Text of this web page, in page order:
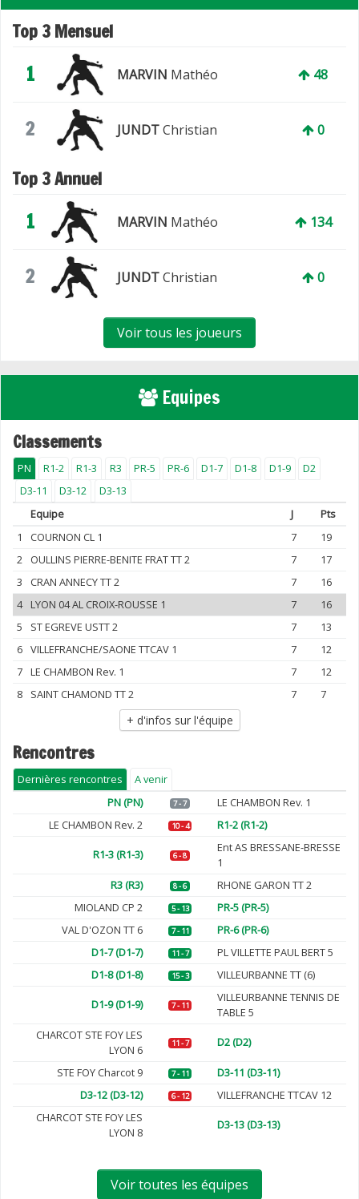
Top 3 Mensuel
1 MARVIN Mathéo 48
2 JUNDTChristian 0
Top 3 Annuel
1 MARVIN Mathéo 134
2 JUNDTChristian 0
Voir tous les joueurs
Equipes
Classements
PN R1-2 R1-3 R3 PR-5 PR-6 D1-7 D1-8 D1-9
D2
D3-11
D3-12
D3-13
Equipe
J
Pts
1
COURNON CL 1 7
19
2
OULLINS PIERRE-BENITE FRAT TT 2 7
17
3
CRAN ANNECY TT 2 7
16
4
LYON 04 AL CROIX-ROUSSE 1 7
16
5
ST EGREVE USTT 2 7
13
6 VILLEFRANCHE/SAONE TTCAV 1 7
12
7 LE CHAMBON Rev. 1 7
12
8
SAINT CHAMOND TT 2 7 7
+ d'infos sur l'équipe
Rencontres
Dernières rencontres
A venir
PN (PN)
7 - 7
LE CHAMBON Rev. 1
LE CHAMBON Rev. 2
10 - 4 R1-2 (R1-2)
R1-3 (R1-3) 6 - 8
Ent AS BRESSANE-BRESSE
1
R3 (R3)
8 - 6
RHONE GARON TT 2
MIOLAND CP 2
5 - 13
PR-5 (PR-5)
VAL D'OZON TT 6
7 - 11
PR-6 (PR-6)
D1-7 (D1-7)
11 - 7
PL VILLETTE PAUL BERT 5
D1-8 (D1-8)
15 - 3 VILLEURBANNE TT (6)
D1-9 (D1-9) 7 - 11
VILLEURBANNE TENNIS DE
TABLE 5
CHARCOT STE FOY LES
LYON 6
11 - 7 D2 (D2)
STE FOY Charcot 9 7 - 11
D3-11 (D3-11)
D3-12 (D3-12)
6 - 12
VILLEFRANCHE TTCAV 12
CHARCOT STE FOY LES
LYON 8
D3-13 (D3-13)
Voir toutes les équipes